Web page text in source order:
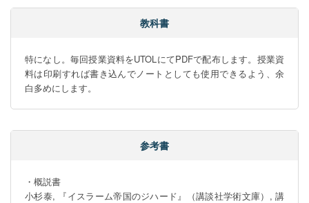
教科書
特になし。毎回授業資料をUTOLにてPDFで配布します。授業資
料は印刷すれば書き込んでノートとしても使用できるよう、余
白多めにします。
参考書
・概説書
小杉泰, 『イスラーム帝国のジハード』（講談社学術文庫）, 講